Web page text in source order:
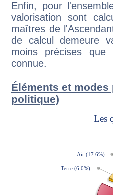
Enfin, pour
valorisation sont
maîtres de
de calcul demeure
moins précises que
connue.
Éléments et modes
politique)